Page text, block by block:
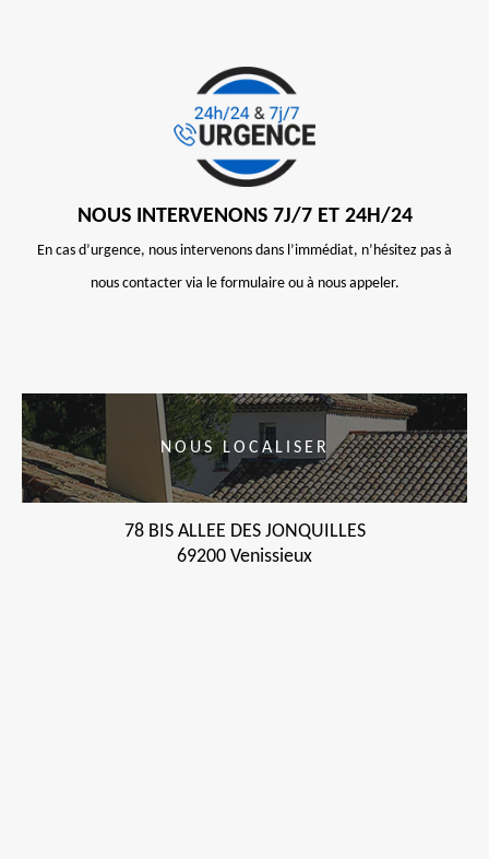
NOUS INTERVENONS 7J/7 ET 24H/24
En cas d’urgence, nous intervenons dans l’immédiat, n’hésitez pas à
nous contacter via le formulaire ou à nous appeler.
NOUS LOCALISER
78 BIS ALLEE DES JONQUILLES
69200 Venissieux